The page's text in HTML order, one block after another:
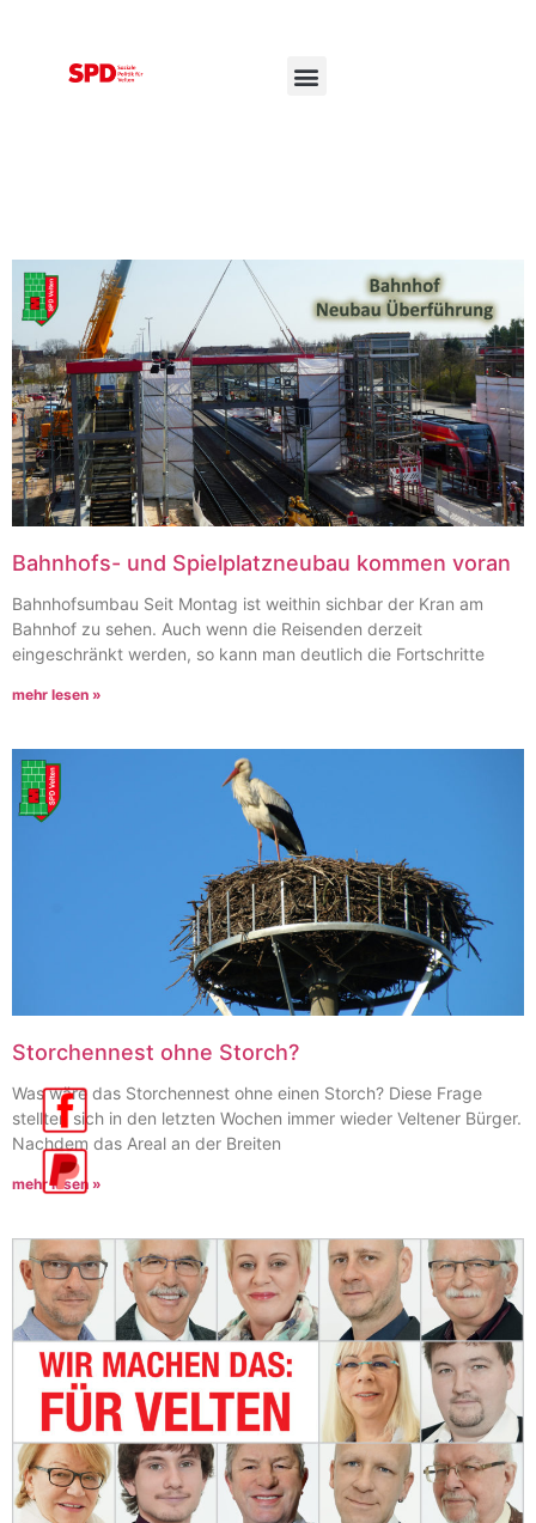
Bahnhofs- und Spielplatzneubau kommen voran
Bahnhofsumbau Seit Montag ist weithin sichbar der Kran am
Bahnhof zu sehen. Auch wenn die Reisenden derzeit
eingeschränkt werden, so kann man deutlich die Fortschritte
mehr lesen »
Storchennest ohne Storch?
Was wäre das Storchennest ohne einen Storch? Diese Frage
stellten sich in den letzten Wochen immer wieder Veltener Bürger.
Nachdem das Areal an der Breiten
mehr lesen »